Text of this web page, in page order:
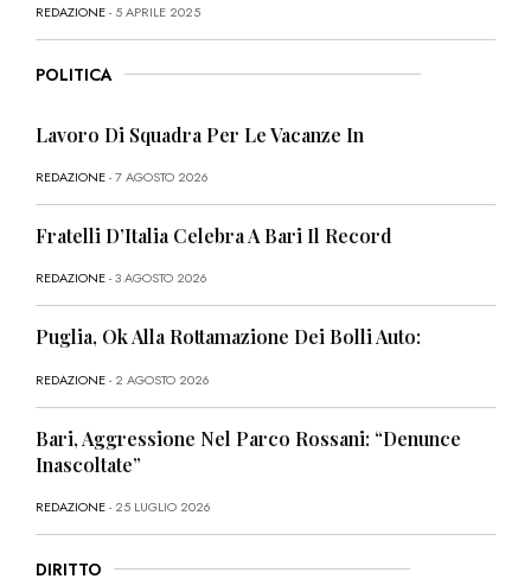
REDAZIONE- 5 APRILE 2025
POLITICA
Lavoro Di Squadra Per Le Vacanze In
REDAZIONE- 7 AGOSTO 2026
Fratelli D’Italia Celebra A Bari Il Record
REDAZIONE- 3 AGOSTO 2026
Puglia, Ok Alla Rottamazione Dei Bolli Auto:
REDAZIONE- 2 AGOSTO 2026
Bari, Aggressione Nel Parco Rossani: “Denunce
Inascoltate”
REDAZIONE- 25 LUGLIO 2026
DIRITTO